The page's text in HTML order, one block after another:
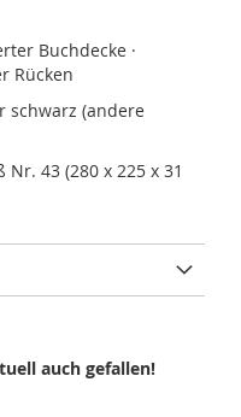
Buchdecke ·
Rücken
schwarz (andere
43 (280 x 225 x 31
auch gefallen!